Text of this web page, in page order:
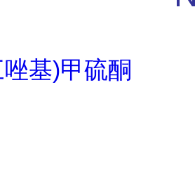
基)甲硫酮